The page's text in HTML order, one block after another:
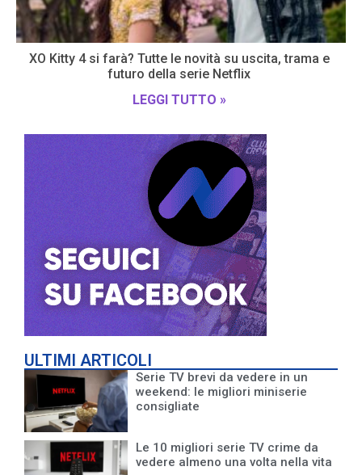
XO Kitty 4 si farà? Tutte le novità su uscita, trama e
futuro della serie Netflix
LEGGI TUTTO »
ULTIMI ARTICOLI
Serie TV brevi da vedere in un
weekend: le migliori miniserie
consigliate
Le 10 migliori serie TV crime da
vedere almeno una volta nella vita